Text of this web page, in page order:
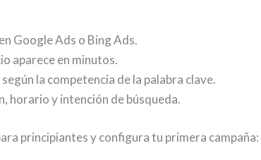
Google Ads o Bing Ads.
aparece en minutos.
la competencia de la palabra clave.
horario y intención de búsqueda.
principiantes y configura tu primera campaña: